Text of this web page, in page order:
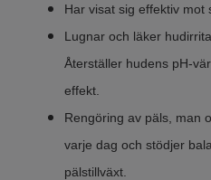
Har visat sig effektiv mot
Lugnar och läker
Återställer hudens pH-
effekt.
Rengöring av päls, man
varje dag och stödjer
pälstillväxt.